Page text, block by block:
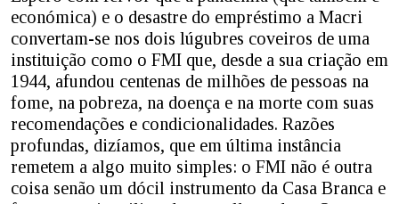
económica) e o desastre do empréstimo a Macri
convertam-se nos dois lúgubres coveiros de uma
instituição como o FMI que, desde a sua criação em
1944, afundou centenas de milhões de pessoas na
fome, na pobreza, na doença e na morte com suas
recomendações e condicionalidades. Razões
profundas, dizíamos, que em última instância
remetem a algo muito simples: o FMI não é outra
coisa senão um dócil instrumento da Casa Branca e